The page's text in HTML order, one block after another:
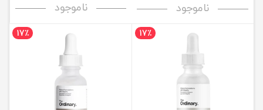
ناموجود ناموجود
17٪ 17٪